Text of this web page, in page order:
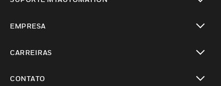
EMPRESA
CARREIRAS
CONTATO